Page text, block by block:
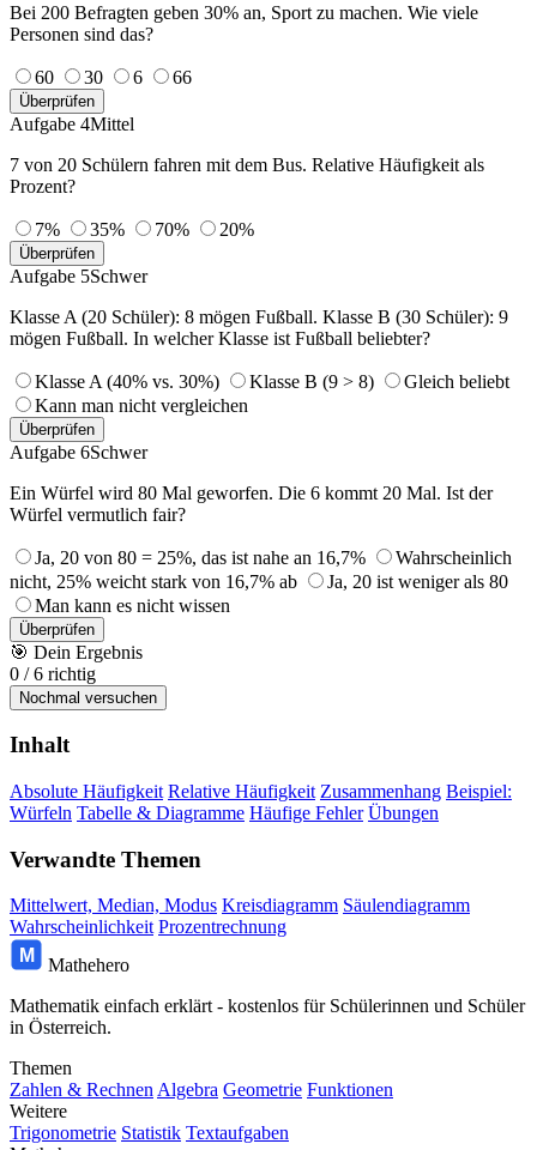
Bei 200 Befragten geben 30% an, Sport zu machen. Wie viele
Personen sind das?
60 30 6 66
Überprüfen
Aufgabe 4Mittel
7 von 20 Schülern fahren mit dem Bus. Relative Häufigkeit als
Prozent?
7% 35% 70% 20%
Überprüfen
Aufgabe 5Schwer
Klasse A (20 Schüler): 8 mögen Fußball. Klasse B (30 Schüler): 9
mögen Fußball. In welcher Klasse ist Fußball beliebter?
Klasse A (40% vs. 30%) Klasse B (9 > 8)
Gleich beliebt
Kann man nicht vergleichen
Überprüfen
Aufgabe 6Schwer
Ein Würfel wird 80 Mal geworfen. Die 6 kommt 20 Mal. Ist der
Würfel vermutlich fair?
Ja, 20 von 80 = 25%, das ist nahe an 16,7%
Wahrscheinlich
nicht, 25% weicht stark von 16,7% ab
Ja, 20 ist weniger als 80
Man kann es nicht wissen
Überprüfen
🎯 Dein Ergebnis
0 /6 richtig
Nochmal versuchen
Inhalt
Absolute Häufigkeit Relative Häufigkeit Zusammenhang Beispiel:
Würfeln Tabelle & Diagramme Häufige Fehler Übungen
Verwandte Themen
Mittelwert, Median, Modus Kreisdiagramm Säulendiagramm
Wahrscheinlichkeit Prozentrechnung
M
Mathehero
Mathematik einfach erklärt - kostenlos für Schülerinnen und Schüler
in Österreich.
Themen
Zahlen & Rechnen Algebra Geometrie Funktionen
Weitere
Trigonometrie Statistik Textaufgaben